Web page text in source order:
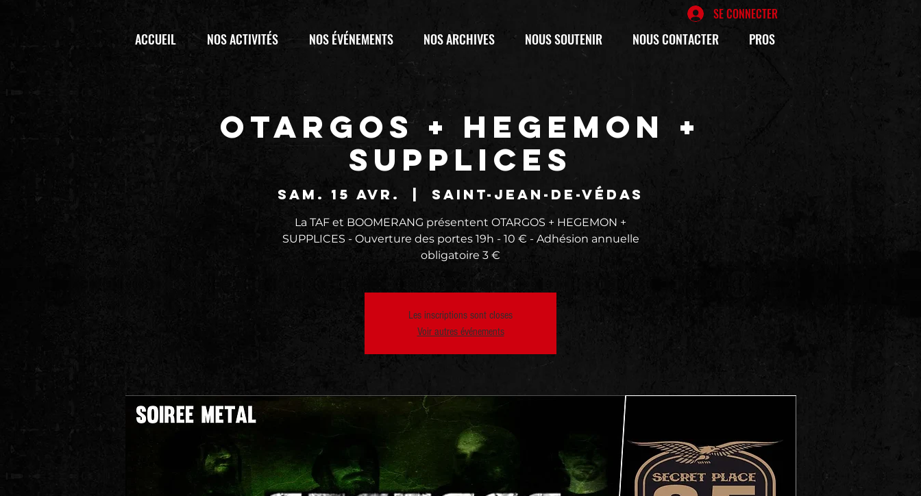
SE CONNECTER
ACCUEIL NOS ACTIVITÉS NOS ÉVÉNEMENTS NOS ARCHIVES NOUS SOUTENIR NOUS CONTACTER PROS
OTARGOS + HEGEMON +
SUPPLICES
sam. 15 avr. Saint-Jean-de-Védas
La TAF et BOOMERANG présentent OTARGOS + HEGEMON +
SUPPLICES - Ouverture des portes 19h - 10 € - Adhésion annuelle
obligatoire 3 €
Les inscriptions sont closes
Voir autres événements